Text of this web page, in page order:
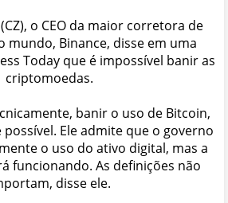
o CEO da maior corretora de
mundo, Binance, disse em uma
Today que é impossível banir as
criptomoedas.
banir o uso de Bitcoin,
Ele admite que o governo
o uso do ativo digital, mas a
funcionando. As definições não
disse ele.